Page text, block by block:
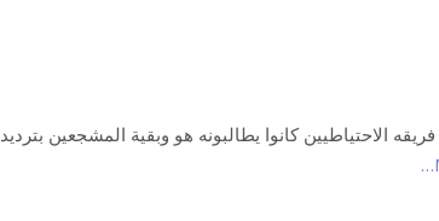
الاحتياطيين كانوا يطالبونه هو وبقية المشجعين بترديد